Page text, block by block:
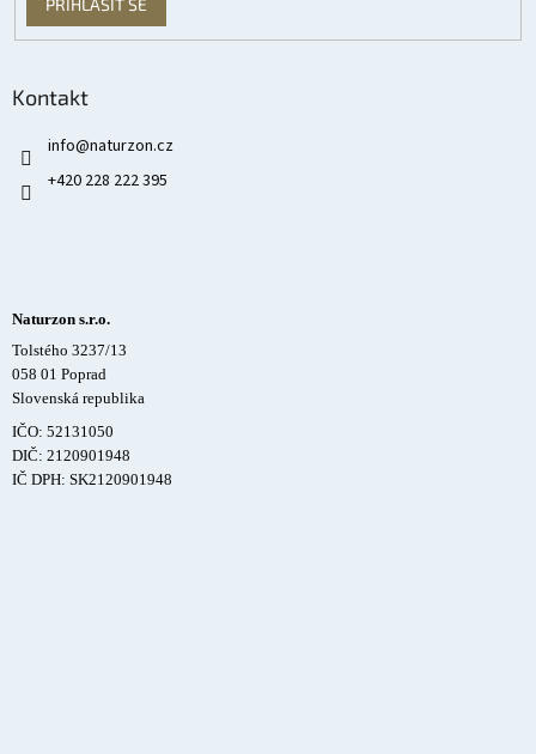
PŘIHLÁSIT SE
Kontakt
info@naturzon.cz
+420 228 222 395
Naturzon s.r.o.
Tolstého 3237/13
058 01 Poprad
Slovenská republika
IČO: 52131050
DIČ: 2120901948
IČ DPH: SK2120901948